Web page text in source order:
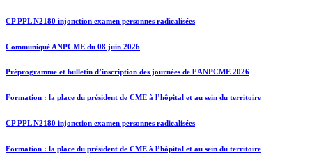
CP PPL N2180 injonction examen personnes radicalisées
Communiqué ANPCME du 08 juin 2026
Préprogramme et bulletin d’inscription des journées de l’ANPCME 2026
Formation : la place du président de CME à l’hôpital et au sein du territoire
CP PPL N2180 injonction examen personnes radicalisées
Formation : la place du président de CME à l’hôpital et au sein du territoire